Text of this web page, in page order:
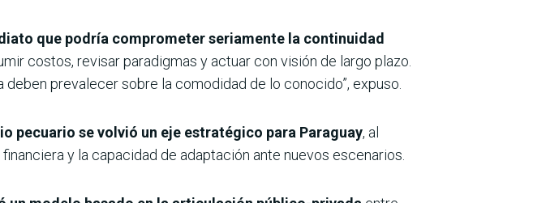
que podría comprometer seriamente la continuidad
costos, revisar paradigmas y actuar con visión de largo plazo.
prevalecer sobre la comodidad de lo conocido”, expuso.
pecuario se volvió un eje estratégico para Paraguay, al
y la capacidad de adaptación ante nuevos escenarios.